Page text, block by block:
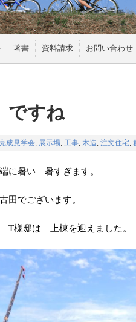
著書 資料請求 お問い合わせ
すね
成見学会, 展示場, 工事, 木造, 注文住宅,
に暑い 暑すぎます。
田でございます。
T様邸は 上棟を迎えました。